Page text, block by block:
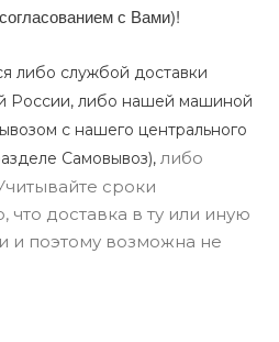
с Вами)!
либо службой доставки
России, либо нашей машиной
с нашего центрального
Самовывоз), либо
сроки
что доставка в ту или иную
и поэтому возможна не